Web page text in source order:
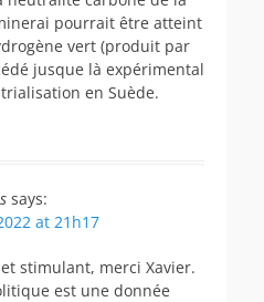
pourrait être atteint
vert (produit par
jusque là expérimental
en Suède.
says:
at 21h17
stimulant, merci Xavier.
est une donnée